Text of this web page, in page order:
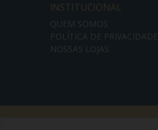
INSTITUCIONAL
QUEM SOMOS
POLÍTICA DE PRIVACIDADE
NOSSAS LOJAS